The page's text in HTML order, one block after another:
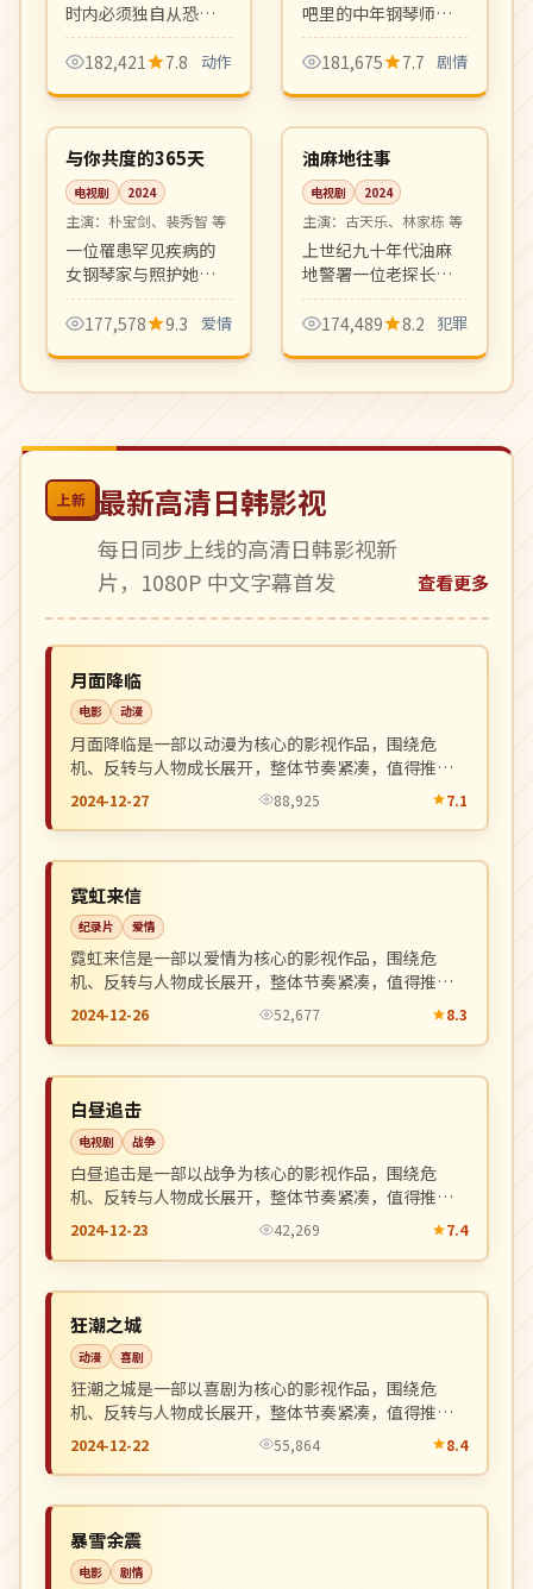
时内必须独自从恐怖
组织手中救出被绑架
的女儿。一镜到底式
张感拉满。
182,421 7.8 动作
吧里的中年钢琴师与
漂泊归来的初恋的重
逢。爵士乐与海风交
乐章。
181,675 7.7 剧情
韩国
高分 12:22
与你共度的365天
电视剧 2024
主演： 朴宝剑、裴秀智 等
一位罹患罕见疾病的
女钢琴家与照护她整
整一年的陪护师之间
的诗意爱情。剧本细
诗一般动人。
177,578 9.3 爱情
中国
完结 20:12
油麻地往事
电视剧 2024
主演： 古天乐、林家栋 等
上世纪九十年代油麻
地警署一位老探长的
退休前最后一案。年
代戏复古质感、群像
犯罪剧的回归之作。
174,489 8.2 犯罪
上新 最新高清日韩影视
每日同步上线的高清日韩影视新
片，1080P 中文字幕首发
查看更多
日本
院线
月面降临
电影 动漫
月面降临是一部以动漫为核心的影视作品，围绕危
机、反转与人物成长展开，整体节奏紧凑，值得推荐
观看。
2024-12-27 88,925 7.1
美国
霓虹来信
纪录片 爱情
霓虹来信是一部以爱情为核心的影视作品，围绕危
机、反转与人物成长展开，整体节奏紧凑，值得推荐
观看。
2024-12-26 52,677 8.3
日本
白昼追击
电视剧 战争
白昼追击是一部以战争为核心的影视作品，围绕危
机、反转与人物成长展开，整体节奏紧凑，值得推荐
观看。
2024-12-23 42,269 7.4
英国
狂潮之城
动漫 喜剧
狂潮之城是一部以喜剧为核心的影视作品，围绕危
机、反转与人物成长展开，整体节奏紧凑，值得推荐
观看。
2024-12-22 55,864 8.4
日本
暴雪余震
电影 剧情